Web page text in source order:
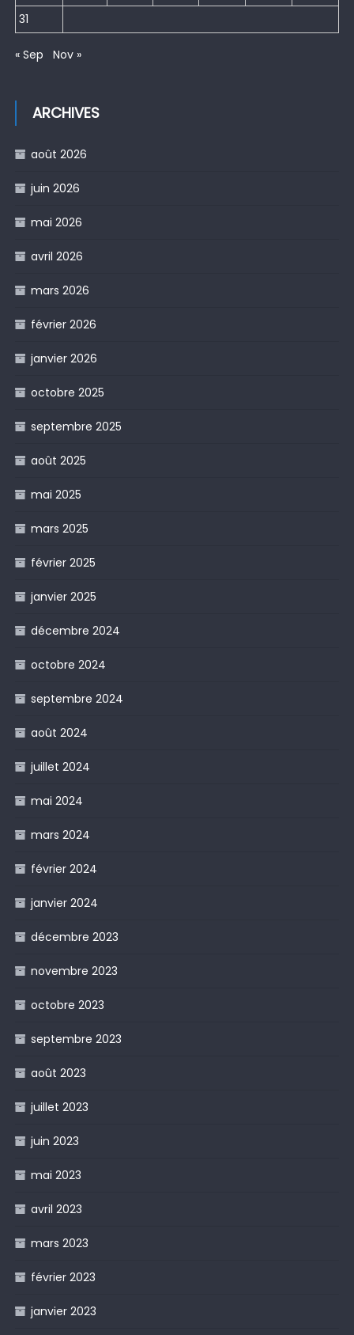
31
« Sep Nov »
ARCHIVES
août 2026
juin 2026
mai 2026
avril 2026
mars 2026
février 2026
janvier 2026
octobre 2025
septembre 2025
août 2025
mai 2025
mars 2025
février 2025
janvier 2025
décembre 2024
octobre 2024
septembre 2024
août 2024
juillet 2024
mai 2024
mars 2024
février 2024
janvier 2024
décembre 2023
novembre 2023
octobre 2023
septembre 2023
août 2023
juillet 2023
juin 2023
mai 2023
avril 2023
mars 2023
février 2023
janvier 2023